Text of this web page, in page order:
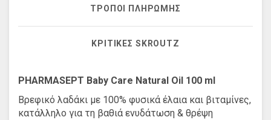
ΤΡΌΠΟΙ ΠΛΗΡΩΜΉΣ
ΚΡΙΤΙΚΈΣ SKROUTZ
PHARMASEPT Baby Care Natural Oil 100 ml
Βρεφικό λαδάκι με 100% φυσικά έλαια και βιταμίνες,
κατάλληλο για τη βαθιά ενυδάτωση & θρέψη